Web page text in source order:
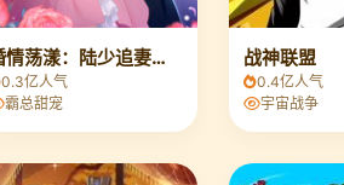
婚情荡漾：陆少追妻请排队
0.3亿人气
霸总甜宠
战神联盟
0.4亿人气
宇宙战争